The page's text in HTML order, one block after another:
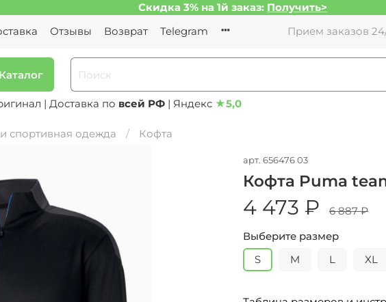
Скидка 3% на 1й заказ: Получить>
Отзывы Возврат Telegram Прием заказов
Каталог
| Доставка по всей РФ | Яндекс ★5,0
спортивная одежда Кофта
арт. 656476 03
Кофта Puma
4 473 ₽
6 887 ₽
Выберите размер
S
M L XL